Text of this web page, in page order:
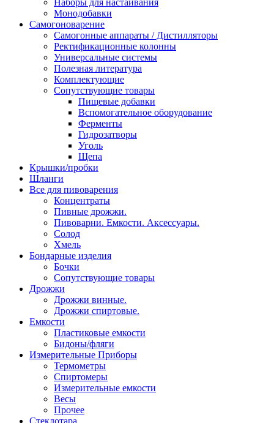
Наборы для настаивания
Монодобавки
Самогоноварение
Самогонные аппараты / Дистилляторы
Ректификационные колонны
Универсальные системы
Полезная литература
Комплектующие
Сопутствующие товары
Пищевые добавки
Вспомогательное оборудование
Ферменты
Гидрозатворы
Уголь
Щепа
Крышки/пробки
Шланги
Все для пивоварения
Концентраты
Пивные дрожжи.
Пивоварни. Емкости. Аксессуары.
Солод
Хмель
Бондарные изделия
Бочки
Сопутствующие товары
Дрожжи
Дрожжи винные.
Дрожжи спиртовые.
Емкости
Пластиковые емкости
Бидоны/фляги
Измерительные Приборы
Термометры
Спиртомеры
Измерительные емкости
Весы
Прочее
Стеклотара